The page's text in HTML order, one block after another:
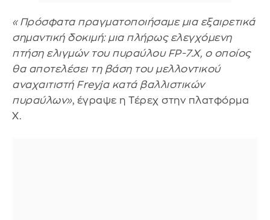
«Πρόσφατα πραγματοποιήσαμε μια εξαιρετικά
σημαντική δοκιμή: μια πλήρως ελεγχόμενη
πτήση ελιγμών του πυραύλου FP-7.X, ο οποίος
θα αποτελέσει τη βάση του μελλοντικού
αναχαιτιστή Freyja κατά βαλλιστικών
πυραύλων», έγραψε η Τέρεχ στην πλατφόρμα
X.